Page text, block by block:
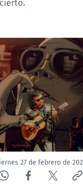
TRANSPARENCIA
27 de febrero de